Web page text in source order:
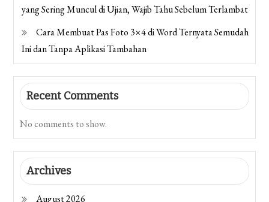
yang Sering Muncul di Ujian, Wajib Tahu Sebelum Terlambat
Cara Membuat Pas Foto 3×4 di Word Ternyata Semudah
Ini dan Tanpa Aplikasi Tambahan
Recent Comments
No comments to show.
Archives
August 2026